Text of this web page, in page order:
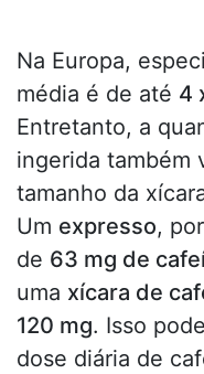
Na Europa,
média é de até 4
Entretanto, a
ingerida também
tamanho da
Um expresso,
de 63 mg de
uma xícara de
120 mg. Isso
dose diária de